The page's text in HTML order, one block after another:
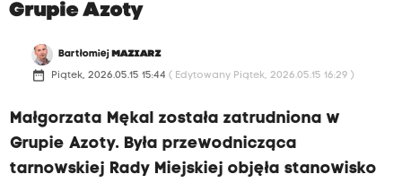
Grupie Azoty
Bartłomiej MAZIARZ
date_range Piątek, 2026.05.15 15:44 ( Edytowany Piątek, 2026.05.15 16:29 )
Małgorzata Mękal została zatrudniona w
Grupie Azoty. Była przewodnicząca
tarnowskiej Rady Miejskiej objęła stanowisko